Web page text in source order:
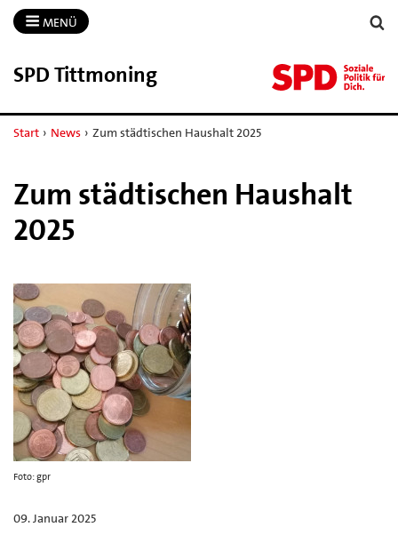
MENÜ
SPD Tittmoning
Start › News › Zum städtischen Haushalt 2025
Zum städtischen Haushalt
2025
Foto: gpr
09. Januar 2025